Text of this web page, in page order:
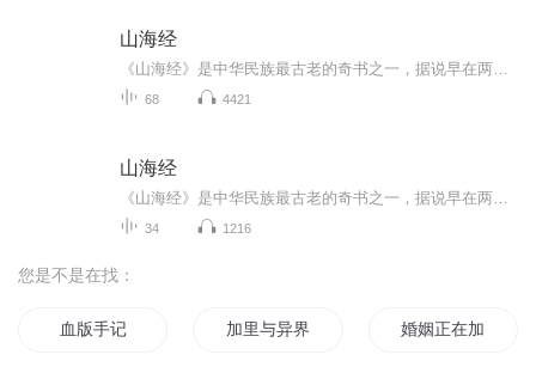
山海经
68 4421
山海经
34 1216
您是不是在找：
血版手记 加里与异界穿越 婚姻正在加载中